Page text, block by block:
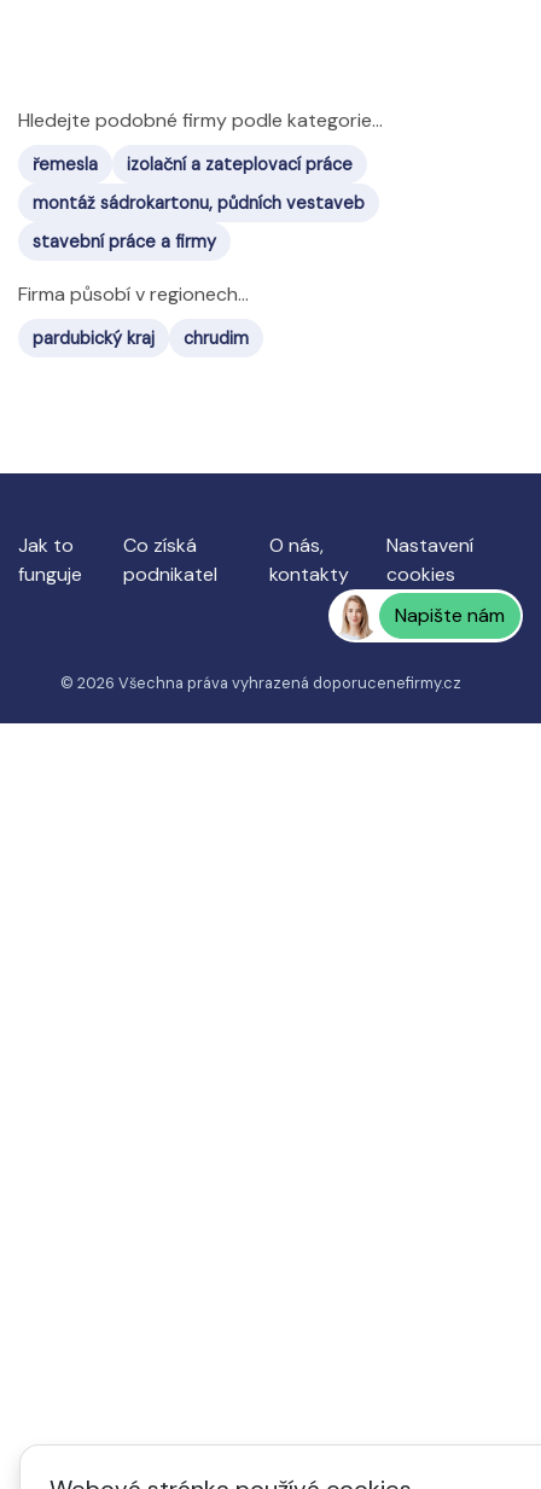
Hledejte podobné firmy podle kategorie...
řemesla
izolační a zateplovací práce
montáž sádrokartonu, půdních vestaveb
stavební práce a firmy
Firma působí v regionech...
pardubický kraj chrudim
Jak to
funguje
Co získá
podnikatel
O nás,
kontakty
Nastavení
cookies
Napište nám
© 2026 Všechna práva vyhrazená doporucenefirmy.cz